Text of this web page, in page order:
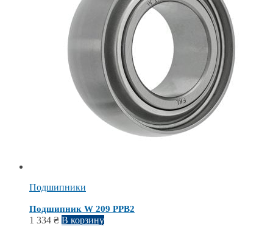
Подшипники
Подшипник W 209 PPB2
1 334 ₴ В корзину